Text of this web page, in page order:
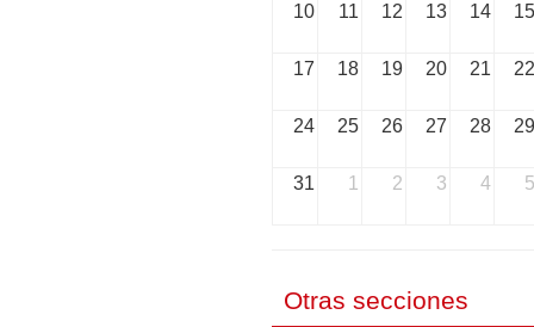
10 11 12 13 14 15
17 18 19 20 21 22
24 25 26 27 28 29
31 1 2 3 4 5
Otras secciones